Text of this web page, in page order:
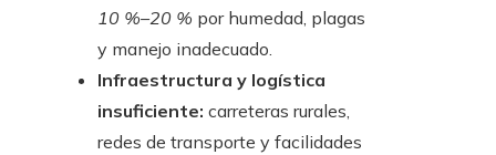
10 %–20 % por humedad, plagas
y manejo inadecuado.
Infraestructura y logística
insuficiente: carreteras rurales,
redes de transporte y facilidades